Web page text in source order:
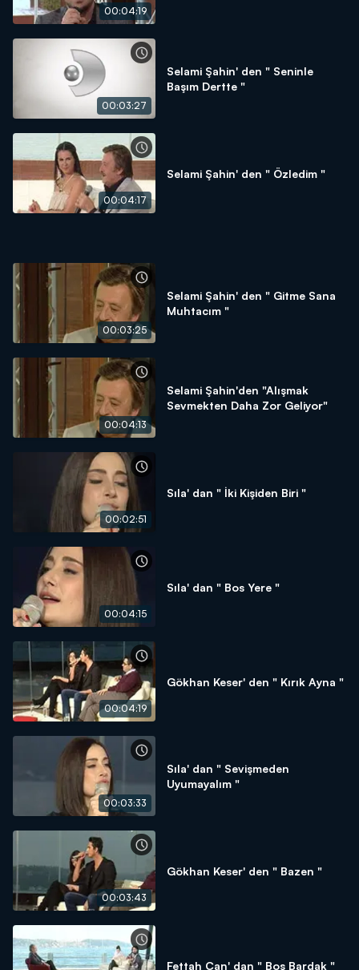
00:04:19
00:03:27
Selami Şahin' den " Seninle
Başım Dertte "
00:04:17
Selami Şahin' den " Özledim "
00:03:25
Selami Şahin' den " Gitme Sana
Muhtacım "
00:04:13
Selami Şahin'den "Alışmak
Sevmekten Daha Zor Geliyor"
00:02:51
Sıla' dan " İki Kişiden Biri "
00:04:15
Sıla' dan " Bos Yere "
00:04:19
Gökhan Keser' den " Kırık Ayna "
00:03:33
Sıla' dan " Sevişmeden
Uyumayalım "
00:03:43
Gökhan Keser' den " Bazen "
Fettah Can' dan " Boş Bardak "